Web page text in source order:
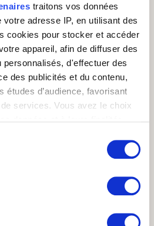
traitons vos données
adresse IP, en utilisant des
cookies pour stocker et accéder
appareil, afin de diffuser des
personnalisés, d'effectuer des
des publicités et du contenu,
études d’audience, favorisant
services. Vous avez le choix
la Déclaration relative aux
l'icône de confidentialité.
aimerions également :
être précises à plusieurs
en matière de gestion
des données, et de
des interactions avec
doivent mettre en
technologiques
de gestion efficaces et
appropriés pour
home-shoring dans un
d'appels.
partagés avec le mot "Home-